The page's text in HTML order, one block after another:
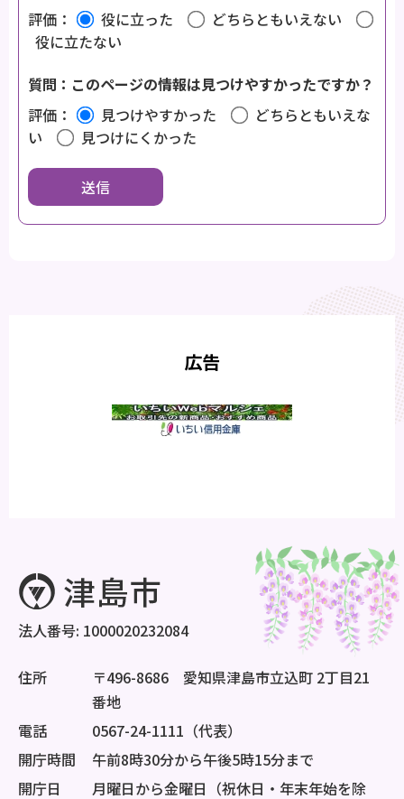
評価：
役に立った
どちらともいえない
役に立たない
質問：このページの情報は見つけやすかったですか？
評価：
見つけやすかった
どちらともいえな
い
見つけにくかった
広告
法人番号: 1000020232084
住所
〒496-8686 愛知県津島市立込町 2丁目21
番地
電話
0567-24-1111（代表）
開庁時間
午前8時30分から午後5時15分まで
開庁日
月曜日から金曜日（祝休日・年末年始を除